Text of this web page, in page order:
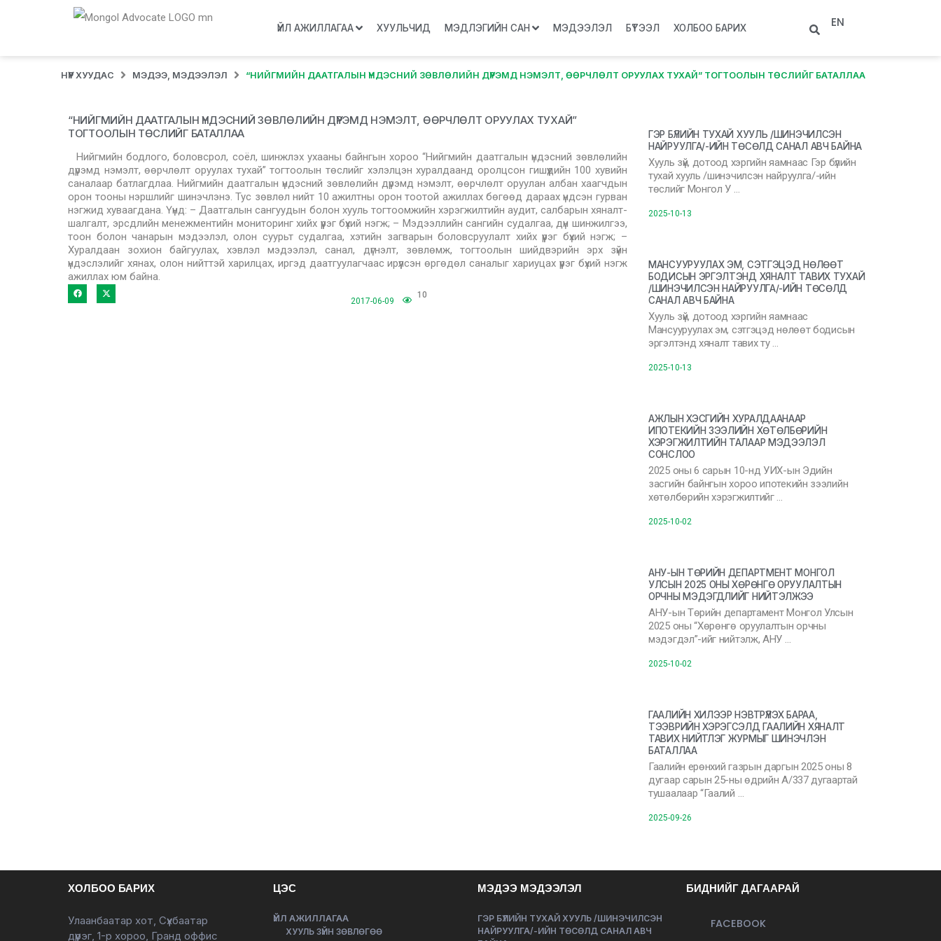
ҮЙЛ АЖИЛЛАГАА ХУУЛЬЧИД МЭДЛЭГИЙН САН МЭДЭЭЛЭЛ БҮТЭЭЛ ХОЛБОО БАРИХ EN
НҮҮР ХУУДАС МЭДЭЭ, МЭДЭЭЛЭЛ “НИЙГМИЙН ДААТГАЛЫН ҮНДЭСНИЙ ЗӨВЛӨЛИЙН ДҮРЭМД НЭМЭЛТ, ӨӨРЧЛӨЛТ ОРУУЛАХ ТУХАЙ” ТОГТООЛЫН ТӨСЛИЙГ БАТАЛЛАА
“НИЙГМИЙН ДААТГАЛЫН ҮНДЭСНИЙ ЗӨВЛӨЛИЙН ДҮРЭМД НЭМЭЛТ, ӨӨРЧЛӨЛТ ОРУУЛАХ ТУХАЙ”
ТОГТООЛЫН ТӨСЛИЙГ БАТАЛЛАА
Нийгмийн бодлого, боловсрол, соёл, шинжлэх ухааны байнгын хороо “Нийгмийн даатгалын үндэсний зөвлөлийн
дүрэмд нэмэлт, өөрчлөлт оруулах тухай” тогтоолын төслийг хэлэлцэн хуралдаанд оролцсон гишүүдийн 100 хувийн
саналаар батлагдлаа. Нийгмийн даатгалын үндэсний зөвлөлийн дүрэмд нэмэлт, өөрчлөлт оруулан албан хаагчдын
орон тооны нэршлийг шинэчлэнэ. Тус зөвлөл нийт 10 ажилтны орон тоотой ажиллах бөгөөд дараах үндсэн гурван
нэгжид хуваагдана. Үүнд: – Даатгалын сангуудын болон хууль тогтоомжийн хэрэгжилтийн аудит, салбарын хяналт-
шалгалт, эрсдлийн менежментийн мониторинг хийх үүрэг бүхий нэгж; – Мэдээллийн сангийн судалгаа, дүн шинжилгээ,
тоон болон чанарын мэдээлэл, олон суурьт судалгаа, хэтийн загварын боловсруулалт хийх үүрэг бүхий нэгж; –
Хуралдаан зохион байгуулах, хэвлэл мэдээлэл, санал, дүгнэлт, зөвлөмж, тогтоолын шийдвэрийн эрх зүйн
үндэслэлийг хянах, олон нийттэй харилцах, иргэд даатгуулагчаас ирүүлсэн өргөдөл саналыг хариуцах үүрэг бүхий нэгж
ажиллах юм байна.
2017-06-09
10
ГЭР БҮЛИЙН ТУХАЙ ХУУЛЬ /ШИНЭЧИЛСЭН
НАЙРУУЛГА/-ИЙН ТӨСӨЛД САНАЛ АВЧ БАЙНА
Хууль зүй, дотоод хэргийн яамнаас Гэр бүлийн
тухай хууль /шинэчилсэн найруулга/-ийн
төслийг Монгол У …
2025-10-13
МАНСУУРУУЛАХ ЭМ, СЭТГЭЦЭД НӨЛӨӨТ
БОДИСЫН ЭРГЭЛТЭНД ХЯНАЛТ ТАВИХ ТУХАЙ
/ШИНЭЧИЛСЭН НАЙРУУЛГА/-ИЙН ТӨСӨЛД
САНАЛ АВЧ БАЙНА
Хууль зүй, дотоод хэргийн яамнаас
Мансууруулах эм, сэтгэцэд нөлөөт бодисын
эргэлтэнд хяналт тавих ту …
2025-10-13
АЖЛЫН ХЭСГИЙН ХУРАЛДААНААР
ИПОТЕКИЙН ЗЭЭЛИЙН ХӨТӨЛБӨРИЙН
ХЭРЭГЖИЛТИЙН ТАЛААР МЭДЭЭЛЭЛ
СОНСЛОО
2025 оны 6 сарын 10-нд УИХ-ын Эдийн
засгийн байнгын хороо ипотекийн зээлийн
хөтөлбөрийн хэрэгжилтийг …
2025-10-02
АНУ-ЫН ТӨРИЙН ДЕПАРТМЕНТ МОНГОЛ
УЛСЫН 2025 ОНЫ ХӨРӨНГӨ ОРУУЛАЛТЫН
ОРЧНЫ МЭДЭГДЛИЙГ НИЙТЭЛЖЭЭ
АНУ-ын Төрийн департамент Монгол Улсын
2025 оны “Хөрөнгө оруулалтын орчны
мэдэгдэл”-ийг нийтэлж, АНУ …
2025-10-02
ГААЛИЙН ХИЛЭЭР НЭВТРҮҮЛЭХ БАРАА,
ТЭЭВРИЙН ХЭРЭГСЭЛД ГААЛИЙН ХЯНАЛТ
ТАВИХ НИЙТЛЭГ ЖУРМЫГ ШИНЭЧЛЭН
БАТАЛЛАА
Гаалийн ерөнхий газрын даргын 2025 оны 8
дугаар сарын 25-ны өдрийн А/337 дугаартай
тушаалаар “Гаалий …
2025-09-26
ХОЛБОО БАРИХ
Улаанбаатар хот, Сүхбаатар
дүүрэг, 1-р хороо, Гранд оффис
ЦЭС
ҮЙЛ АЖИЛЛАГАА
ХУУЛЬ ЗҮЙН ЗӨВЛӨГӨӨ
МЭДЭЭ МЭДЭЭЛЭЛ
ГЭР БҮЛИЙН ТУХАЙ ХУУЛЬ /ШИНЭЧИЛСЭН
НАЙРУУЛГА/-ИЙН ТӨСӨЛД САНАЛ АВЧ
БИДНИЙГ ДАГААРАЙ
FACEBOOK